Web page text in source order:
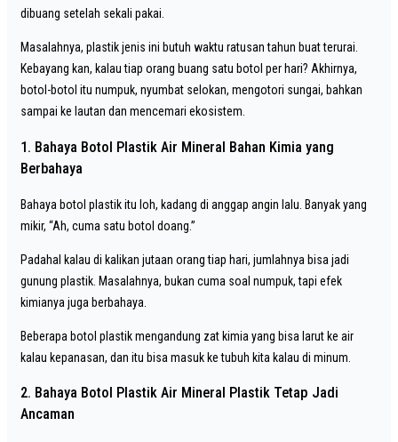
dibuang setelah sekali pakai.
Masalahnya, plastik jenis ini butuh waktu ratusan tahun buat terurai.
Kebayang kan, kalau tiap orang buang satu botol per hari? Akhirnya,
botol-botol itu numpuk, nyumbat selokan, mengotori sungai, bahkan
sampai ke lautan dan mencemari ekosistem.
1. Bahaya Botol Plastik Air Mineral Bahan Kimia yang
Berbahaya
Bahaya botol plastik itu loh, kadang di anggap angin lalu. Banyak yang
mikir, “Ah, cuma satu botol doang.”
Padahal kalau di kalikan jutaan orang tiap hari, jumlahnya bisa jadi
gunung plastik. Masalahnya, bukan cuma soal numpuk, tapi efek
kimianya juga berbahaya.
Beberapa botol plastik mengandung zat kimia yang bisa larut ke air
kalau kepanasan, dan itu bisa masuk ke tubuh kita kalau di minum.
2. Bahaya Botol Plastik Air Mineral Plastik Tetap Jadi
Ancaman